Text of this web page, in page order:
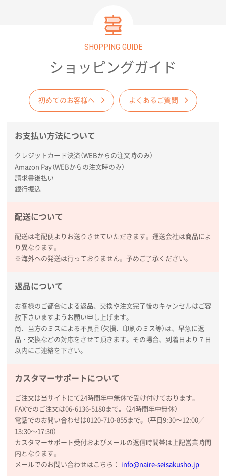
厚手コットンA4フラットトート ナチュラル
2026年02月03日 18:12
東京都N社様
2026年01月29日 11:46
広島県(社様
タッチペン付3色+1色スリムペン（再生ABS）
毎年注文しており、信頼できるから。出来上がりも満
足している。
熊本県S社様
新潟県R社様
ワンポイントポリ袋 A4サイズ1000枚
2026年01月16日 10:53
納期が比較的短く、ロット数が豊富に選べて価格が安
【トートバッグ・エコバッグ】特別ご注文ページ
③1枚
2026年01月09日 13:48
希望の商品の取り扱いがあったので
大阪府のお客様
SHOPPING GUIDE
ショッピングガイド
初めてのお客様へ よくあるご質問
お支払い方法について
クレジットカード決済（WEBからの注文時のみ）
Amazon Pay（WEBからの注文時のみ）
請求書後払い
銀行振込
配送について
配送は宅配便よりお送りさせていただきます。運送会社は商品によ
り異なります。
※海外への発送は行っておりません。予めご了承ください。
返品について
お客様のご都合による返品、交換や注文完了後のキャンセルはご容
赦下さいますようお願い申し上げます。
尚、当方のミスによる不良品（欠損、印刷のミス等）は、早急に返
品・交換などの対応をさせて頂きます。その場合、到着日より７日
以内にご連絡を下さい。
カスタマーサポートについて
ご注文は当サイトにて24時間年中無休で受け付けております。
FAXでのご注文は06-6136-5180まで。（24時間年中無休）
電話でのお問い合わせは0120-710-855まで。（平日9:30〜12:00／
13:30〜17:30）
カスタマーサポート受付およびメールの返信時間帯は上記営業時間
内となります。
メールでのお問い合わせはこちら： info@naire-seisakusho.jp